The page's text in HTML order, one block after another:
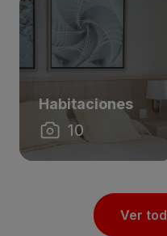
Habitaciones
10
Ver